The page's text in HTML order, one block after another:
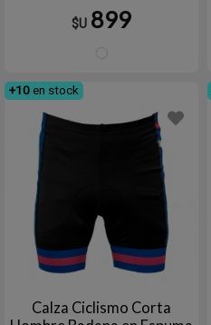
$U 899
+10 en stock
Calza Ciclismo Corta